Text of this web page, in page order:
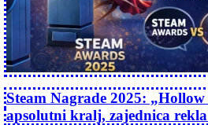
Steam Nagrade 2025:
apsolutni kralj, zajednica